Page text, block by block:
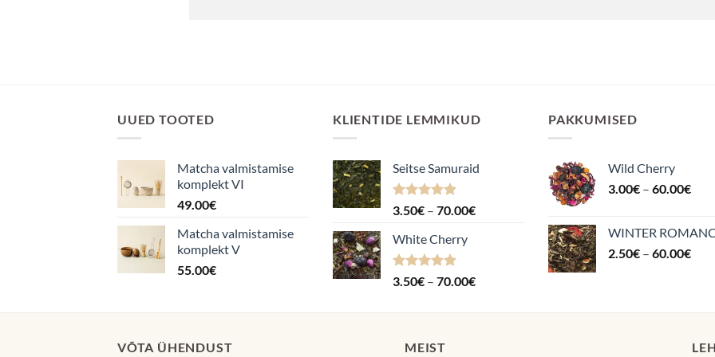
UUED TOOTED
Matcha valmistamise
komplekt VI
49.00€
Matcha valmistamise
komplekt V
55.00€
KLIENTIDE LEMMIKUD
Seitse Samuraid
Hinnanguga
3.50€ – 70.00€Hinnavahemik:
White Cherry
Hinnanguga
3.50€ – 70.00€Hinnavahemik:
kuni
PAKKUMISED
Wild Cherry
3.00€ – 60.00€
WINTER
2.50€ – 60.00€
VÕTA ÜHENDUST MEIST